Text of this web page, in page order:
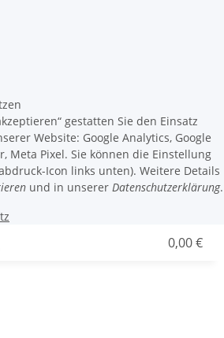
gestatten Sie den Einsatz
Website: Google Analytics, Google
Meta Pixel. Sie können die Einstellung
Icon links unten). Weitere Details
und in unserer Datenschutzerklärung.
0,00 €